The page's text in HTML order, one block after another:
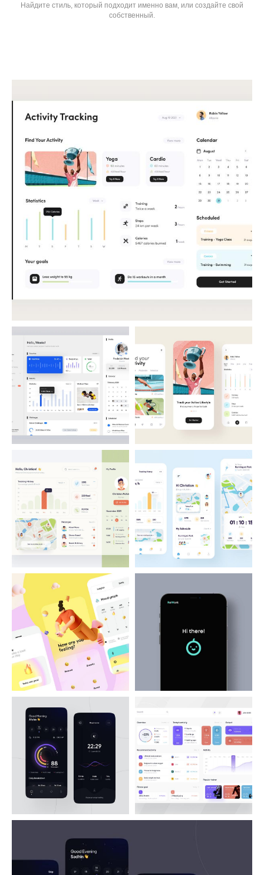
Найдите стиль, который подходит именно вам, или создайте свой
собственный.